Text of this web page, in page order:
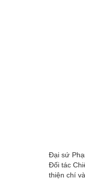
Đại sứ
Đối tác
thiện chí